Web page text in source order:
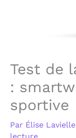
Test de
:
sportive
Par Élise Lavielle